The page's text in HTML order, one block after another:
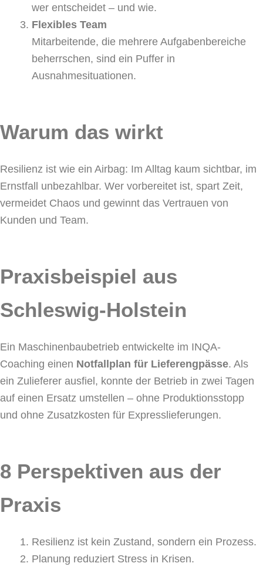
wer entscheidet – und wie.
Flexibles Team
Mitarbeitende, die mehrere Aufgabenbereiche
beherrschen, sind ein Puffer in
Ausnahmesituationen.
Warum das wirkt
Resilienz ist wie ein Airbag: Im Alltag kaum sichtbar, im
Ernstfall unbezahlbar. Wer vorbereitet ist, spart Zeit,
vermeidet Chaos und gewinnt das Vertrauen von
Kunden und Team.
Praxisbeispiel aus
Schleswig-Holstein
Ein Maschinenbaubetrieb entwickelte im INQA-
Coaching einen Notfallplan für Lieferengpässe. Als
ein Zulieferer ausfiel, konnte der Betrieb in zwei Tagen
auf einen Ersatz umstellen – ohne Produktionsstopp
und ohne Zusatzkosten für Expresslieferungen.
8 Perspektiven aus der
Praxis
Resilienz ist kein Zustand, sondern ein Prozess.
Planung reduziert Stress in Krisen.